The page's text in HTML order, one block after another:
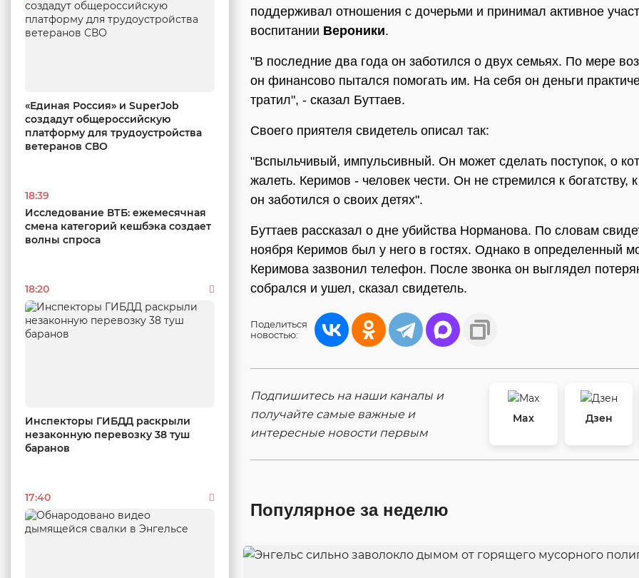
«Единая Россия» и SuperJob
создадут общероссийскую
платформу для трудоустройства
ветеранов СВО
18:39
Исследование ВТБ: ежемесячная
смена категорий кешбэка создает
волны спроса
18:20
Инспекторы ГИБДД раскрыли
незаконную перевозку 38 туш
баранов
17:40
поддерживал отношения с дочерьми и принимал активное
воспитании Вероники.
"В последние два года он заботился о двух семьях. По мере
он финансово пытался помогать им. На себя он деньги
тратил", - сказал Буттаев.
Своего приятеля свидетель описал так:
"Вспыльчивый, импульсивный. Он может сделать поступок, о
жалеть. Керимов - человек чести. Он не стремился к богатству,
он заботился о своих детях".
Буттаев рассказал о дне убийства Норманова. По словам
ноября Керимов был у него в гостях. Однако в определенный
Керимова зазвонил телефон. После звонка он выглядел
собрался и ушел, сказал свидетель.
Поделиться
новостью:
Подпишитесь на наши каналы и
получайте самые важные и
интересные новости первым
Max
Дзен
Популярное за неделю